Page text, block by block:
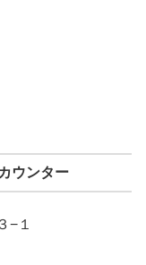
ウンター
−１